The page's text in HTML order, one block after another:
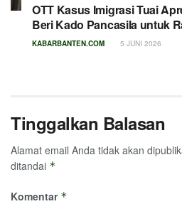
OTT Kasus Imigrasi Tuai
Beri Kado Pancasila untuk
KABARBANTEN.COM 5 JUNI 2026
Tinggalkan Balasan
Alamat email Anda tidak akan
ditandai *
Komentar *